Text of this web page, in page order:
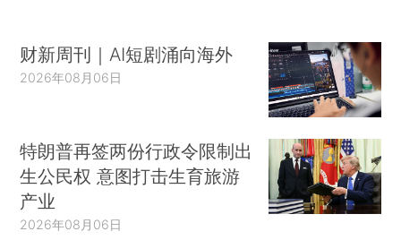
财新周刊｜AI短剧涌向海外
2026年08月06日
特朗普再签两份行政令限制出
生公民权 意图打击生育旅游
产业
2026年08月06日